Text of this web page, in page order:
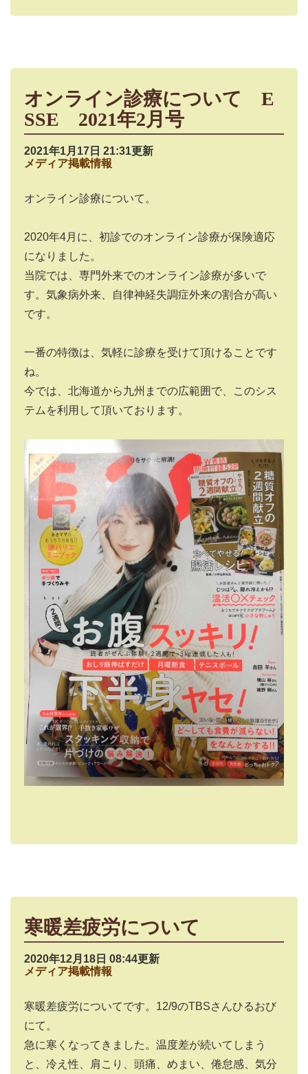
オンライン診療について E
SSE 2021年2月号
2021年1月17日 21:31更新
メディア掲載情報
オンライン診療について。
2020年4月に、初診でのオンライン診療が保険適応
になりました。
当院では、専門外来でのオンライン診療が多いで
す。気象病外来、自律神経失調症外来の割合が高い
です。
一番の特徴は、気軽に診療を受けて頂けることです
ね。
今では、北海道から九州までの広範囲で、このシス
テムを利用して頂いております。
寒暖差疲労について
2020年12月18日 08:44更新
メディア掲載情報
寒暖差疲労についてです。12/9のTBSさんひるおび
にて。
急に寒くなってきました。温度差が続いてしまう
と、冷え性、肩こり、頭痛、めまい、倦怠感、気分